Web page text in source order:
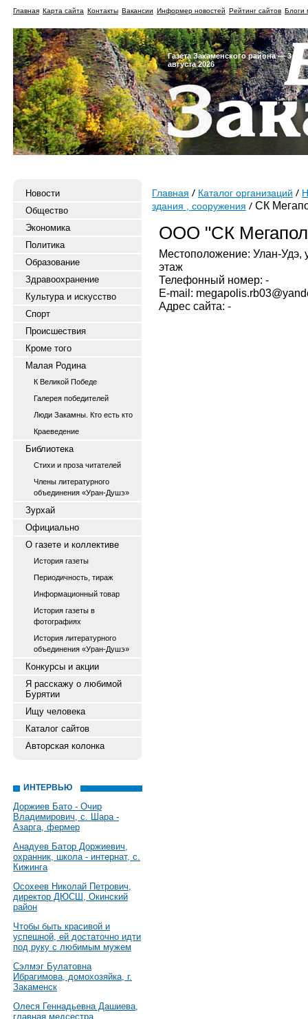
Главная Карта сайта Контакты Вакансии Информер новостей Рейтинг сайтов Блоги
Газета Закаменского района — 3
августа 2026
Новости
Общество
Экономика
Политика
Образование
Здравоохранение
Культура и искусство
Спорт
Происшествия
Кроме того
Малая Родина
К Великой Победе
Галерея победителей
Люди Закамны. Кто есть кто
Краеведение
Библиотека
Стихи и проза читателей
Члены литературного
объединения «Уран-Душэ»
Зурхай
Официально
О газете и коллективе
История газеты
Периодичность, тираж
Информационный товар
История газеты в
фотографиях
История литературного
объединения «Уран-Душэ»
Конкурсы и акции
Я расскажу о любимой
Бурятии
Ищу человека
Каталог сайтов
Авторская колонка
ИНТЕРВЬЮ
Доржиев Бато - Очир
Владимирович, с. Шара -
Азарга, фермер
Анадуев Батор Доржиевич,
охранник, школа - интернат, с.
Кижинга
Осохеев Николай Петрович,
директор ДЮСШ, Окинский
район
Чтобы быть красивой и
успешной, ей достаточно идти
под руку с любимым мужем
Сэлмэг Булатовна
Ибрагимова, домохозяйка, г.
Закаменск
Олеся Геннадьевна Дашиева,
главная медсестра
Главная Каталог организаций
здания , сооружения
СК
ООО "СК
Местоположение: Улан-Удэ,
этаж
Телефонный номер: -
E-mail:
Адрес сайта: -